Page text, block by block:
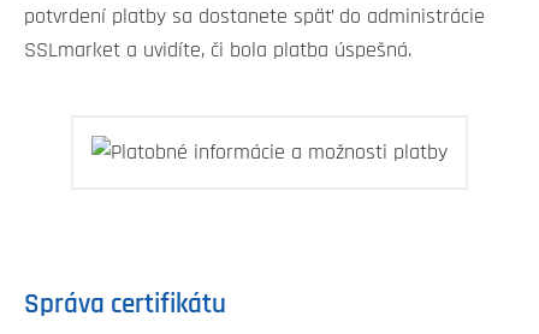
potvrdení platby sa dostanete späť do administrácie
SSLmarket a uvidíte, či bola platba úspešná.
Správa certifikátu